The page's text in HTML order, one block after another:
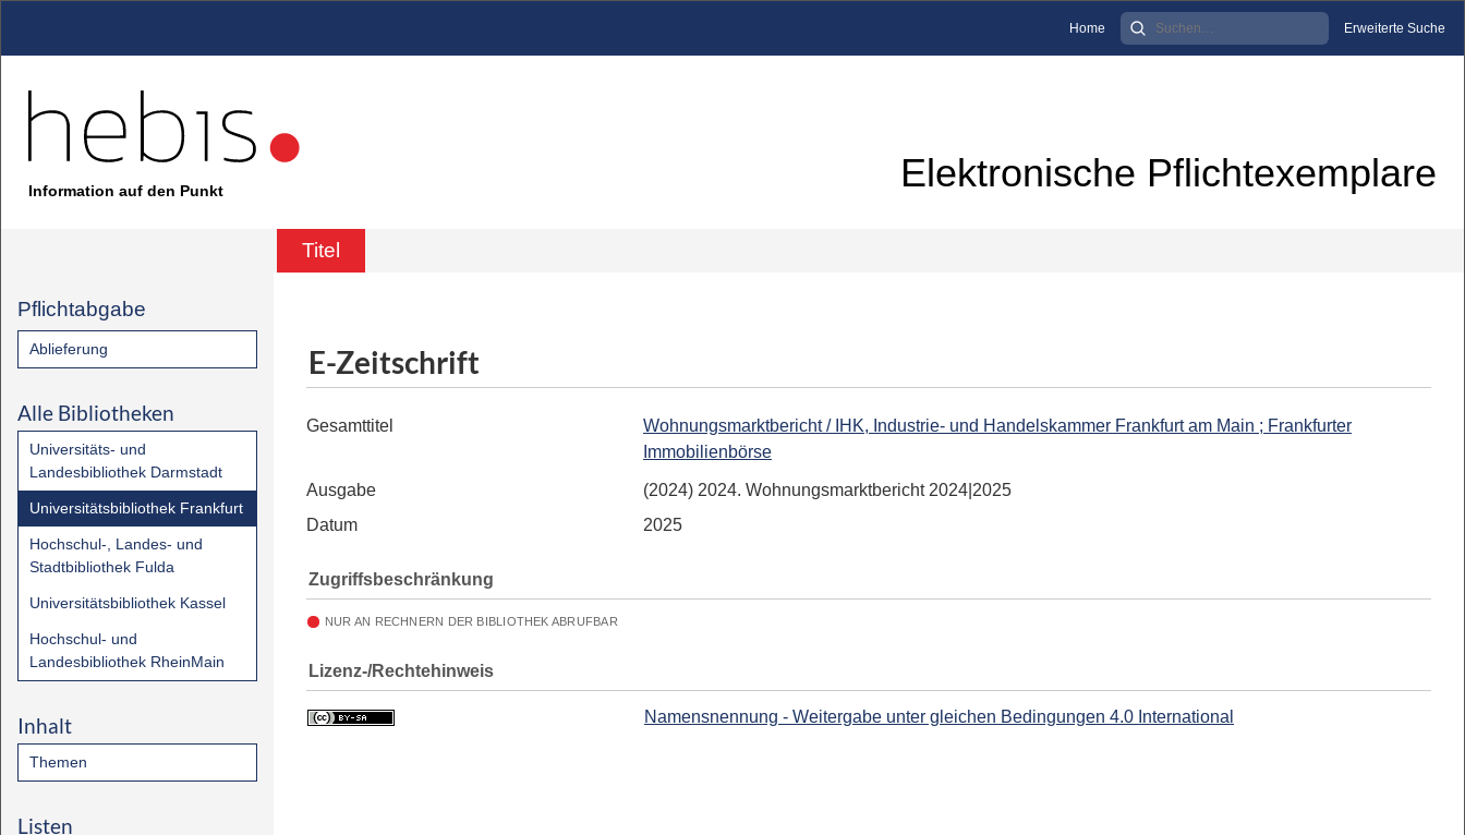
Home Erweiterte Suche
Information auf den Punkt Elektronische Pflichtexemplare
Titel
Pflichtabgabe
Ablieferung
Alle Bibliotheken
Universitäts- und
Landesbibliothek Darmstadt
Universitätsbibliothek Frankfurt
Hochschul-, Landes- und
Stadtbibliothek Fulda
Universitätsbibliothek Kassel
Hochschul- und
Landesbibliothek RheinMain
Inhalt
Themen
Listen
E-Zeitschrift
Gesamttitel
Wohnungsmarktbericht / IHK, Industrie- und Handelskammer Frankfurt am Main ; Frankfurter
Immobilienbörse
Ausgabe
(2024) 2024. Wohnungsmarktbericht 2024|2025
Datum
2025
Zugriffsbeschränkung
NUR AN RECHNERN DER BIBLIOTHEK ABRUFBAR
Lizenz-/Rechtehinweis
Namensnennung - Weitergabe unter gleichen Bedingungen 4.0 International